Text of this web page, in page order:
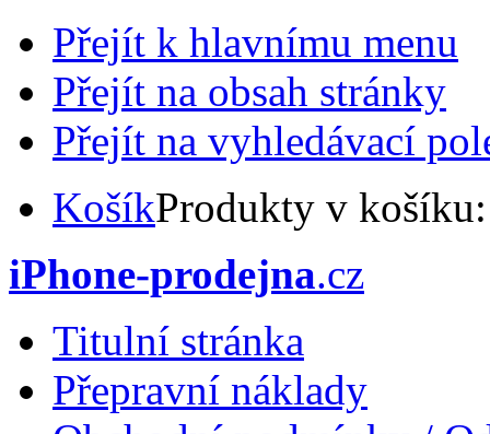
Přejít k hlavnímu menu
Přejít na obsah stránky
Přejít na vyhledávací
KošíkProdukty v
iPhone-prodejna.cz
Titulní stránka
Přepravní náklady